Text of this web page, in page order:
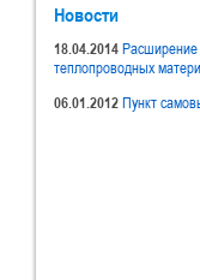
Новости
18.04.2014Расширение
теплопроводных
06.01.2012Пункт